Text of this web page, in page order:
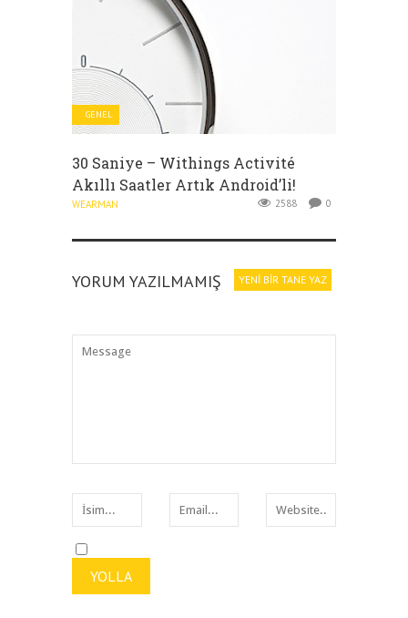
GENEL
30 Saniye – Withings Activité
Akıllı Saatler Artık Android’li!
WEARMAN 2588 0
YORUM YAZILMAMIŞ YENI BIR TANE YAZ